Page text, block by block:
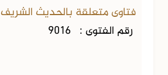
فتاوى متعلقة بالحديث الشريف
رقم الفتوى : 9016